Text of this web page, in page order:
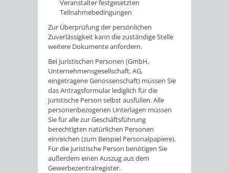
Veranstalter festgesetzten
Teilnahmebedingungen
Zur Überprüfung der persönlichen
Zuverlässigkeit kann die zuständige Stelle
weitere Dokumente anfordern.
Bei juristischen Personen (GmbH,
Unternehmensgesellschaft, AG,
eingetragene Genossenschaft) müssen Sie
das Antragsformular lediglich für die
juristische Person selbst ausfüllen. Alle
personenbezogenen Unterlagen müssen
Sie für alle zur Geschäftsführung
berechtigten natürlichen Personen
einreichen (zum Beispiel Personalpapiere).
Für die juristische Person benötigen Sie
außerdem einen Auszug aus dem
Gewerbezentralregister.